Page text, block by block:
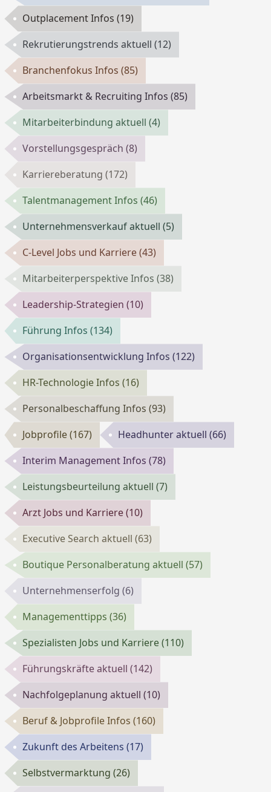
Outplacement Infos(19)
Rekrutierungstrends aktuell(12)
Branchenfokus Infos(85)
Arbeitsmarkt & Recruiting Infos(85)
Mitarbeiterbindung aktuell(4)
Vorstellungsgespräch(8)
Karriereberatung(172)
Talentmanagement Infos(46)
Unternehmensverkauf aktuell(5)
C-Level Jobs und Karriere(43)
Mitarbeiterperspektive Infos(38)
Leadership-Strategien(10)
Führung Infos(134)
Organisationsentwicklung Infos(122)
HR-Technologie Infos(16)
Personalbeschaffung Infos(93)
Jobprofile(167) Headhunter aktuell(66)
Interim Management Infos(78)
Leistungsbeurteilung aktuell(7)
Arzt Jobs und Karriere(10)
Executive Search aktuell(63)
Boutique Personalberatung aktuell(57)
Unternehmenserfolg(6)
Managementtipps(36)
Spezialisten Jobs und Karriere(110)
Führungskräfte aktuell(142)
Nachfolgeplanung aktuell(10)
Beruf & Jobprofile Infos(160)
Zukunft des Arbeitens(17)
Selbstvermarktung(26)